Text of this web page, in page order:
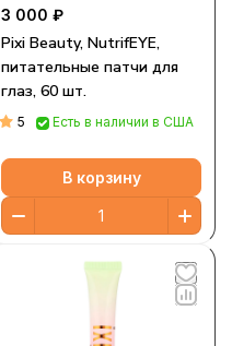
3 000 ₽
Pixi Beauty, NutrifEYE,
питательные патчи для
глаз, 60 шт.
5 Есть в наличии в США
В корзину